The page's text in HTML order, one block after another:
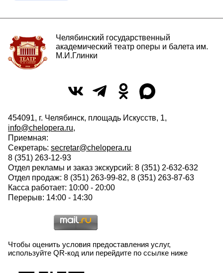
Челябинский государственный
академический театр оперы и балета им.
М.И.Глинки
454091, г. Челябинск, площадь Искусств, 1,
info@chelopera.ru,
Приемная:
Секретарь: secretar@chelopera.ru
8 (351) 263-12-93
Отдел рекламы и заказ экскурсий: 8 (351) 2-632-632
Отдел продаж: 8 (351) 263-99-82, 8 (351) 263-87-63
Касса работает: 10:00 - 20:00
Перерыв: 14:00 - 14:30
Чтобы оценить условия предоставления услуг,
используйте QR-код или перейдите по ссылке ниже